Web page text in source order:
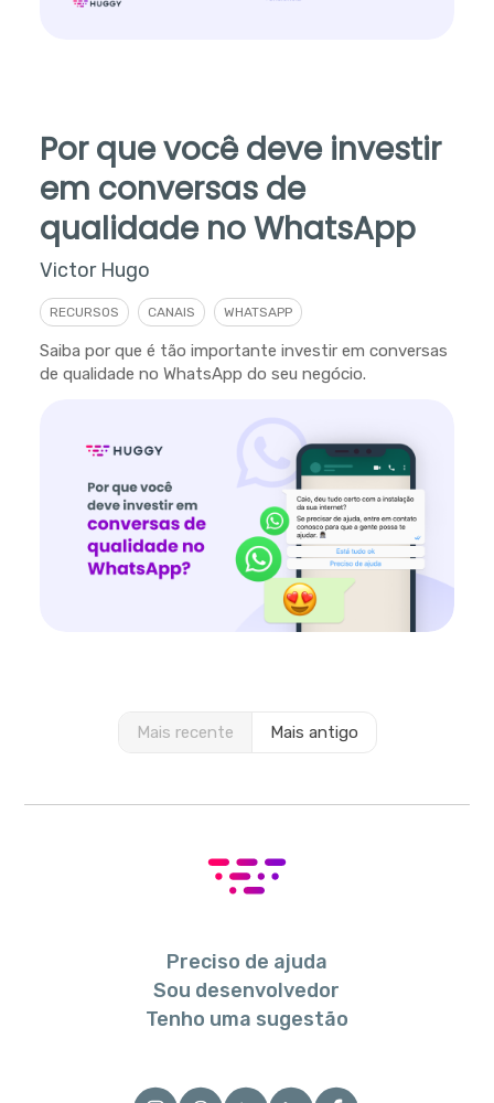
Por que você deve investir
em conversas de
qualidade no WhatsApp
Victor Hugo
RECURSOS CANAIS WHATSAPP
Saiba por que é tão importante investir em conversas
de qualidade no WhatsApp do seu negócio.
Mais recente Mais antigo
Preciso de ajuda
Sou desenvolvedor
Tenho uma sugestão